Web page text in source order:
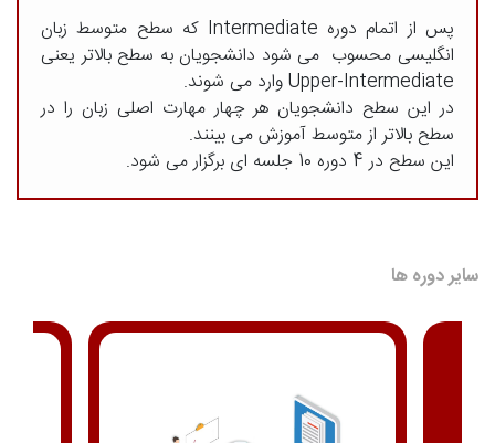
پس از اتمام دوره Intermediate که سطح متوسط زبان
انگلیسی محسوب می شود دانشجویان به سطح بالاتر یعنی
Upper-Intermediate وارد می شوند.
در این سطح دانشجویان هر چهار مهارت اصلی زبان را در
سطح بالاتر از متوسط آموزش می بینند.
این سطح در 4 دوره 10 جلسه ای برگزار می شود.
سایر دوره ها